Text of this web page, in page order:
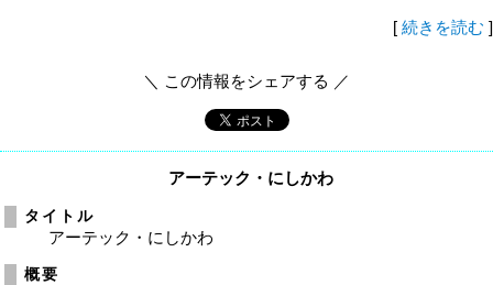
[ 続きを読む ]
＼ この情報をシェアする ／
アーテック・にしかわ
タイトル
アーテック・にしかわ
概要